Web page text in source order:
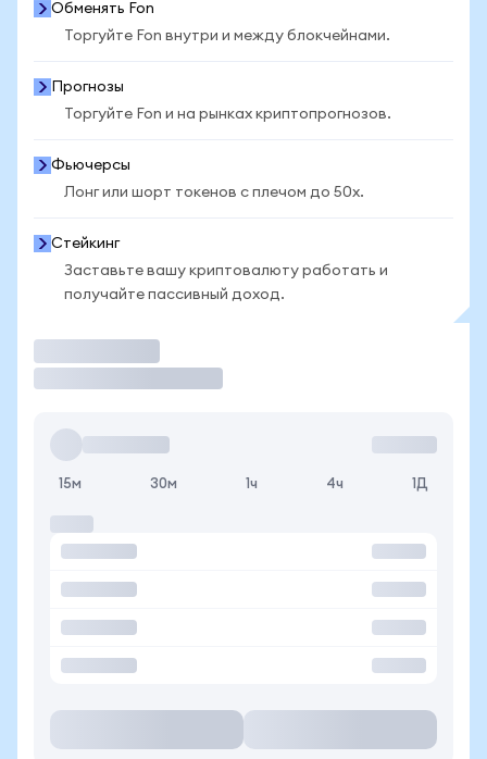
Обменять Fon
Торгуйте Fon внутри и между блокчейнами.
Прогнозы
Торгуйте Fon и на рынках криптопрогнозов.
Фьючерсы
Лонг или шорт токенов с плечом до 50x.
Стейкинг
Заставьте вашу криптовалюту работать и
получайте пассивный доход.
15м 30м 1ч 4ч 1Д